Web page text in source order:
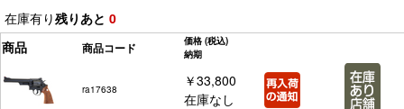
在庫有り残りあと 0
商品
商品コード 価格 (税込)
納期
ra17638
￥33,800
在庫なし